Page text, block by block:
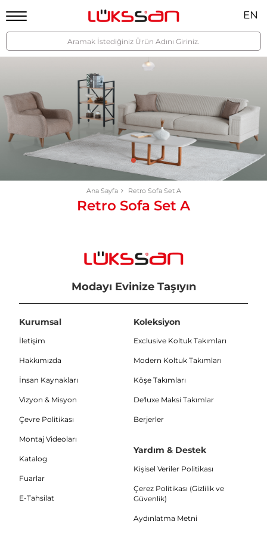
EN
Ana Sayfa Retro Sofa Set A
Retro Sofa Set A
Modayı Evinize Taşıyın
Kurumsal
İletişim
Hakkımızda
İnsan Kaynakları
Vizyon & Misyon
Çevre Politikası
Montaj Videoları
Katalog
Fuarlar
E-Tahsilat
Koleksiyon
Exclusive Koltuk Takımları
Modern Koltuk Takımları
Köşe Takımları
De'luxe Maksi Takımlar
Berjerler
Yardım & Destek
Kişisel Veriler Politikası
Çerez Politikası (Gizlilik ve
Güvenlik)
Aydınlatma Metni